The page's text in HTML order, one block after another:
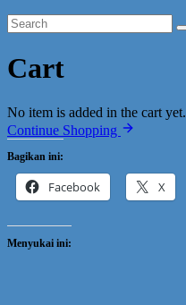
Cart
No item is added in the cart yet.
Continue Shopping
Bagikan ini:
Facebook X
Menyukai ini: